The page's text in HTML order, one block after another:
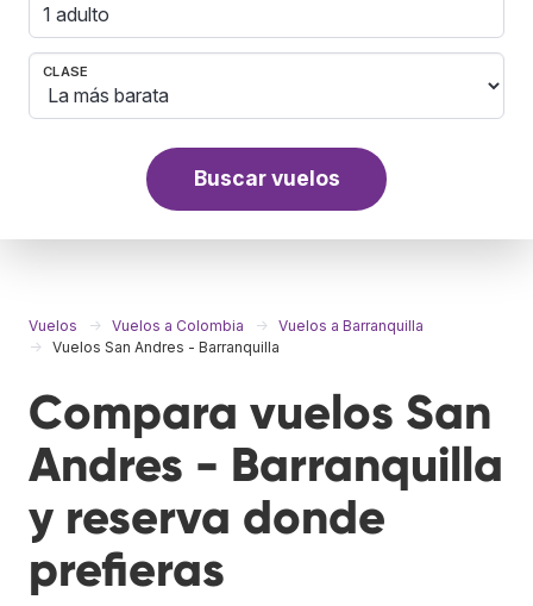
1 adulto
CLASE
Buscar vuelos
Vuelos Vuelos a Colombia
Vuelos a Barranquilla
Vuelos San Andres - Barranquilla
Compara vuelos San
Andres - Barranquilla
y reserva donde
prefieras